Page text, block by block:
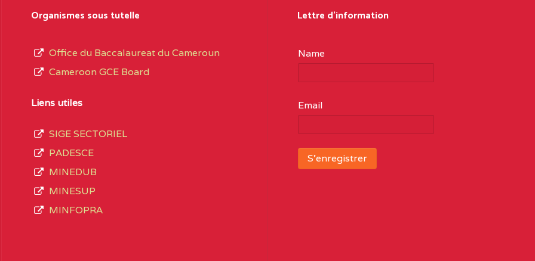
LES
DE
Généralau terme des opérations
3408 structures réparties ainsi qu’il
soit :
Organismes sous tutelle
Office du Baccalaureat du Cameroun
Cameroon GCE Board
Liens utiles
SIGE SECTORIEL
PADESCE
MINEDUB
MINESUP
MINFOPRA
Lettre d'information
Name
Email